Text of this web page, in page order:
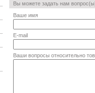
Вы можете задать нам
Ваше имя
E-mail
Ваши вопросы относительно